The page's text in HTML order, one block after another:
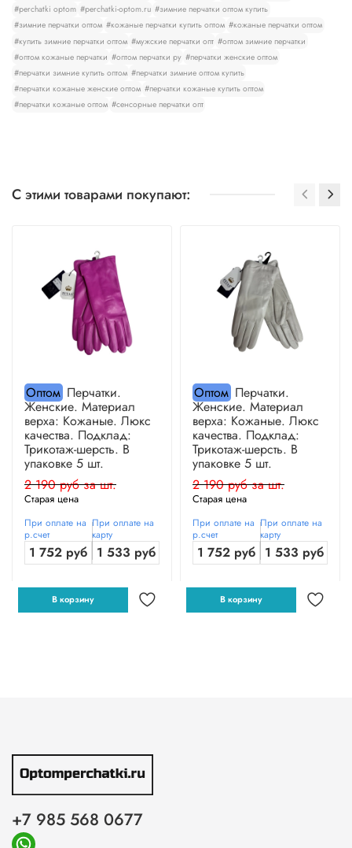
#perchatki optom #perchatki-optom.ru #зимние перчатки оптом купить
#зимние перчатки оптом #кожаные перчатки купить оптом #кожаные перчатки оптом
#купить зимние перчатки оптом #мужские перчатки опт #оптом зимние перчатки
#оптом кожаные перчатки #оптом перчатки ру #перчатки женские оптом
#перчатки зимние купить оптом #перчатки зимние оптом купить
#перчатки кожаные женские оптом #перчатки кожаные купить оптом
#перчатки кожаные оптом #сенсорные перчатки опт
С этими товарами покупают:
ОптомПерчатки.
Женские. Материал
верха: Кожаные. Люкс
качества. Подклад:
Трикотаж-шерсть. В
упаковке 5 шт.
2 190 руб за шт.
Старая цена
При оплате на
р.счет
1 752 руб
При оплате на
карту
1 533 руб
В корзину
ОптомПерчатки.
Женские. Материал
верха: Кожаные. Люкс
качества. Подклад:
Трикотаж-шерсть. В
упаковке 5 шт.
2 190 руб за шт.
Старая цена
При оплате на
р.счет
1 752 руб
При оплате на
карту
1 533 руб
В корзину
+7 985 568 0677